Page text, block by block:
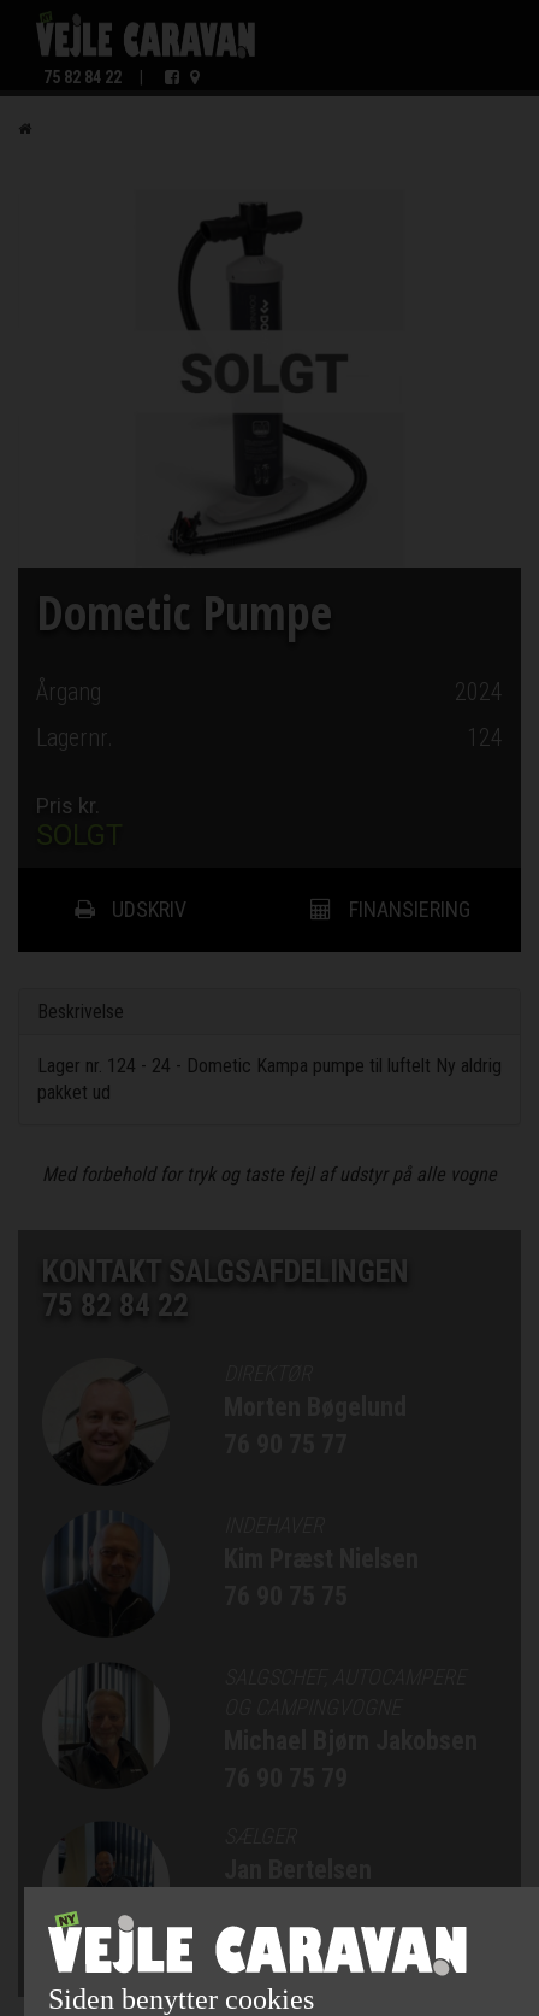
75 82 84 22
Dometic Pumpe
Årgang
2024
Lagernr.
124
Pris kr.
SOLGT
UDSKRIV FINANSIERING
Beskrivelse
Lager nr. 124 - 24 - Dometic Kampa pumpe til luftelt Ny aldrig
pakket ud
Med forbehold for tryk og taste fejl af udstyr på alle vogne
KONTAKT SALGSAFDELINGEN
75 82 84 22
Siden benytter cookies